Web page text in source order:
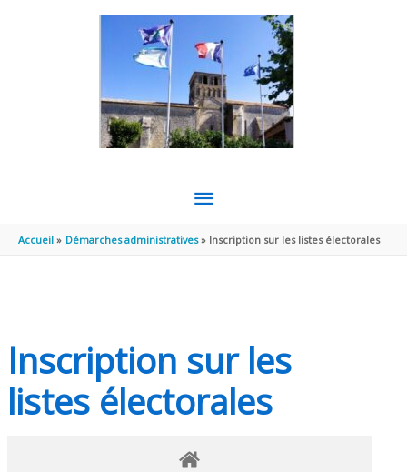
MENU
PRINCIPAL
Accueil Démarches administratives Inscription sur les listes électorales
Inscription sur les
listes électorales